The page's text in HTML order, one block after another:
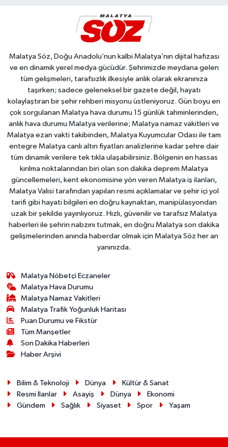
Malatya Söz, Doğu Anadolu’nun kalbi Malatya’nın dijital hafızası
ve en dinamik yerel medya gücüdür. Şehrimizde meydana gelen
tüm gelişmeleri, tarafsızlık ilkesiyle anlık olarak ekranınıza
taşırken; sadece geleneksel bir gazete değil, hayatı
kolaylaştıran bir şehir rehberi misyonu üstleniyoruz. Gün boyu en
çok sorgulanan Malatya hava durumu 15 günlük tahminlerinden,
anlık hava durumu Malatya verilerine; Malatya namaz vakitleri ve
Malatya ezan vakti takibinden, Malatya Kuyumcular Odası ile tam
entegre Malatya canlı altın fiyatları analizlerine kadar şehre dair
tüm dinamik verilere tek tıkla ulaşabilirsiniz. Bölgenin en hassas
kırılma noktalarından biri olan son dakika deprem Malatya
güncellemeleri, kent ekonomisine yön veren Malatya iş ilanları,
Malatya Valisi tarafından yapılan resmi açıklamalar ve şehir içi yol
tarifi gibi hayati bilgileri en doğru kaynaktan, manipülasyondan
uzak bir şekilde yayınlıyoruz. Hızlı, güvenilir ve tarafsız Malatya
haberleri ile şehrin nabzını tutmak, en doğru Malatya son dakika
gelişmelerinden anında haberdar olmak için Malatya Söz her an
yanınızda.
Malatya Nöbetçi Eczaneler
Malatya Hava Durumu
Malatya Namaz Vakitleri
Malatya Trafik Yoğunluk Haritası
Puan Durumu ve Fikstür
Tüm Manşetler
Son Dakika Haberleri
Haber Arşivi
Bilim & Teknoloji Dünya
Kültür & Sanat
Resmi İlanlar
Asayiş Dünya
Ekonomi
Gündem
Sağlık Siyaset Spor Yaşam